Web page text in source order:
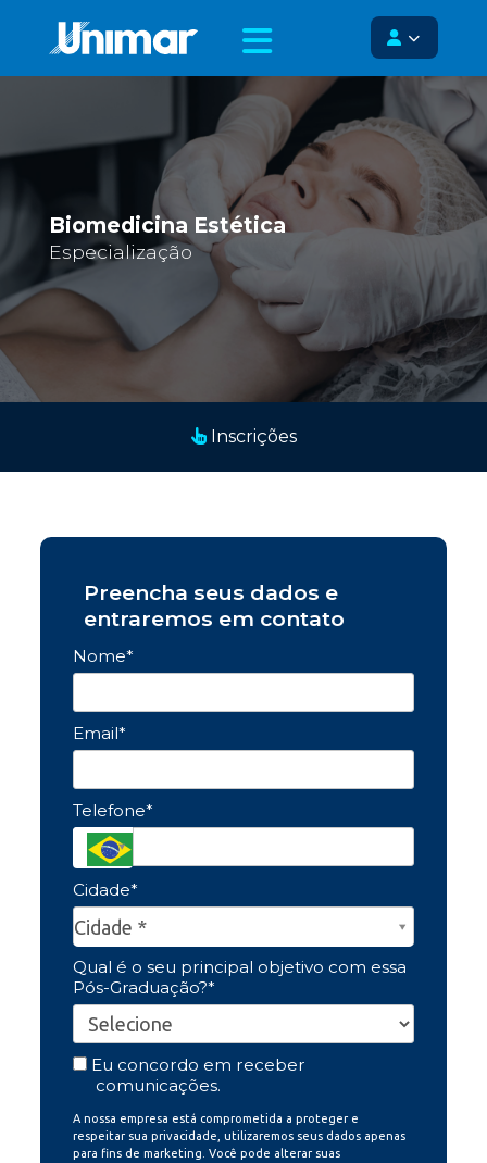
Biomedicina Estética
Especialização
Inscrições
Preencha seus dados e
entraremos em contato
Nome*
Email*
Telefone*
Cidade*
Cidade *
Cidade*
Qual é o seu principal objetivo com essa
Pós-Graduação?*
Eu concordo em receber
comunicações.
A nossa empresa está comprometida a proteger e
respeitar sua privacidade, utilizaremos seus dados apenas
para fins de marketing. Você pode alterar suas